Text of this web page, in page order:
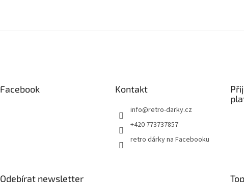
Facebook Kontakt
info@retro-darky.cz
+420 773737857
retro dárky na Facebooku
Odebírat newsletter